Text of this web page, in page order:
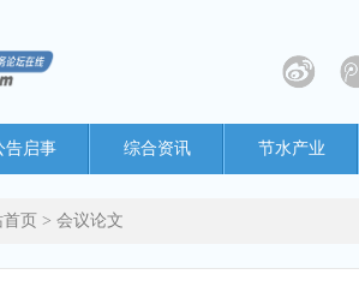
告启事 综合资讯 节水产业
页 > 会议论文